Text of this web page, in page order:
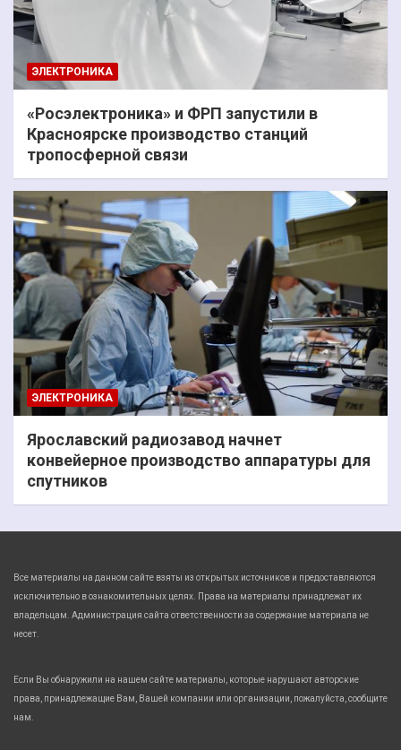
ЭЛЕКТРОНИКА
«Росэлектроника» и ФРП запустили в
Красноярске производство станций
тропосферной связи
ЭЛЕКТРОНИКА
Ярославский радиозавод начнет
конвейерное производство аппаратуры для
спутников
Все материалы на данном сайте взяты из открытых источников и предоставляются
исключительно в ознакомительных целях. Права на материалы принадлежат их
владельцам. Администрация сайта ответственности за содержание материала не
несет.
Если Вы обнаружили на нашем сайте материалы, которые нарушают авторские
права, принадлежащие Вам, Вашей компании или организации, пожалуйста, сообщите
нам.